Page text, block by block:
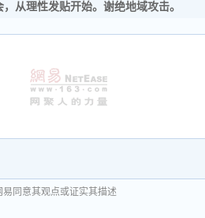
，从理性发贴开始。谢绝地域攻击。
同意其观点或证实其描述